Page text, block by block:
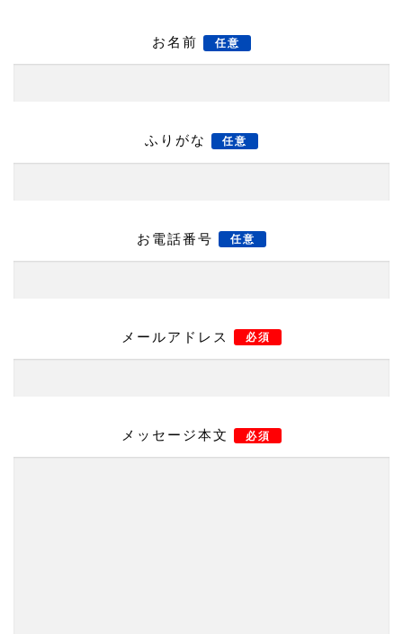
お名前 任意
ふりがな 任意
お電話番号 任意
メールアドレス 必須
メッセージ本文 必須